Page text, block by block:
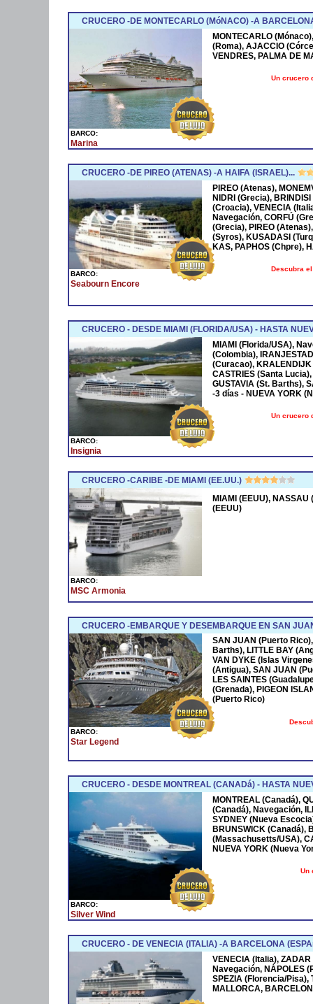
CRUCERO -DE MONTECARLO (MóNACO) -A
BARCO:
Marina
MONTECARLO
(Roma), AJACCIO
VENDRES, PALMA DE
Un crucero
CRUCERO -DE PIREO (ATENAS) -A HAIFA (ISRAEL)...
BARCO:
Seabourn Encore
PIREO (Atenas),
NIDRI (Grecia),
(Croacia), VENECIA
Navegación, CORFÚ
(Grecia), PIREO
(Syros), KUSADASI
KAS, PAPHOS (Chpre),
Descubra
CRUCERO - DESDE MIAMI (FLORIDA/USA) - HASTA
BARCO:
Insignia
MIAMI (Florida/USA),
(Colombia),
(Curacao), KRALENDIJK
CASTRIES (Santa
GUSTAVIA (St. Barths),
-3 días - NUEVA YORK
Un crucero
CRUCERO -CARIBE -DE MIAMI (EE.UU.)
BARCO:
MSC Armonia
MIAMI (EEUU), NASSAU
(EEUU)
CRUCERO -EMBARQUE Y DESEMBARQUE EN SAN
BARCO:
Star Legend
SAN JUAN (Puerto
Barths), LITTLE BAY
VAN DYKE (Islas
(Antigua), SAN JUAN
LES SAINTES
(Grenada), PIGEON
(Puerto Rico)
CRUCERO - DESDE MONTREAL (CANADá) - HASTA
BARCO:
Silver Wind
MONTREAL (Canadá),
(Canadá), Navegación,
SYDNEY (Nueva
BRUNSWICK (Canadá),
(Massachusetts/USA),
NUEVA YORK (Nueva
Un
CRUCERO - DE VENECIA (ITALIA) -A BARCELONA
VENECIA (Italia),
Navegación, NÁPOLES
SPEZIA (Florencia/Pisa),
MALLORCA,